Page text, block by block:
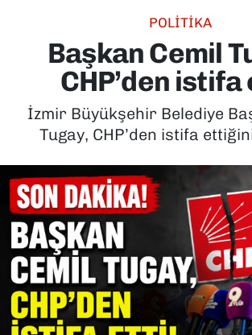
POLİTİKA
Başkan Cemil
CHP’den
İzmir Büyükşehir Belediye
Tugay, CHP’den istifa
EKONOMİ
KÜLTÜR SANAT
POLİTİKA
SAĞLIK
SPOR
TEKNOLOJİ
Süper Lig Puan Durumu ve
Tüm Manşetler
Son Dakika Haberleri